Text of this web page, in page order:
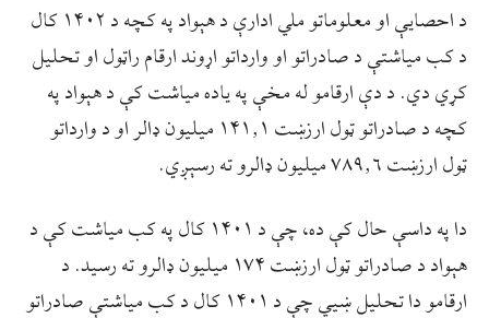
د احصايې او معلوماتو ملي ادارې د هېواد په کچه د ۱۴۰۲ کال
د کب مياشتې د صادراتو او وارداتو اړوند ارقام راټول او تحليل
کړي دي. د دې ارقامو له مخې په ياده مياشت کې د هېواد په
کچه د صادراتو ټول ارزښت ۱۴۱٫۱ ميليون ډالر او د وارداتو
ټول ارزښت ۷۸۹٫۶ ميليون ډالرو ته رسېږي.
دا په داسې حال کې ده، چې د ۱۴۰۱ کال په کب مياشت کې د
هېواد د صادراتو ټول ارزښت ۱۷۴ میلیون ډالرو ته رسید. د
ارقامو دا تحلیل ښيي چې د ۱۴۰۱ کال د کب مياشتې صادراتو